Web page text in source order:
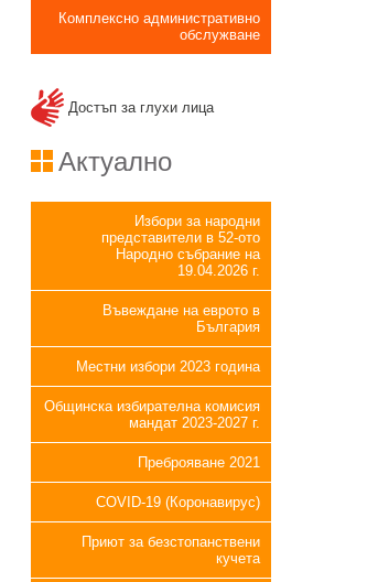
Комплексно административно
обслужване
Достъп за глухи лица
Актуално
Избори за народни
представители в 52-ото
Народно събрание на
19.04.2026 г.
Въвеждане на еврото в
България
Местни избори 2023 година
Общинска избирателна комисия
мандат 2023-2027 г.
Преброяване 2021
COVID-19 (Коронавирус)
Приют за безстопанствени
кучета